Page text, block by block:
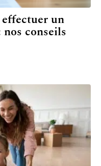
un
nos conseils